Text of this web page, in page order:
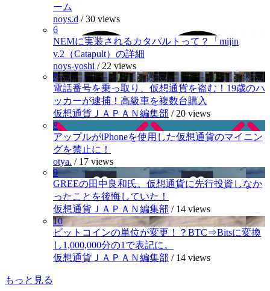
ーム
noys.d /30 views
6
NEMに実装されるカタパルトって？「mijin
v.2（Catapult）の詳細
noys-yoshi / 22 views
7
電話番号を乗っ取り、仮想通貨を盗む！19歳のハ
ッカーが逮捕！高級車を複数台購入
仮想通貨ＪＡＰＡＮ編集部 / 20 views
8
アップルがiPhoneを使用した仮想通貨のマイニン
グを禁止に！
otya. / 17 views
9
GREEの田中良和氏。仮想通貨に先行投資しなか
ったことを後悔していた！
仮想通貨ＪＡＰＡＮ編集部 / 14 views
10
ビットコインの単位が変更！？BTC⇒Bitsに変換
し1,000,000分の1で表記に。
仮想通貨ＪＡＰＡＮ編集部 / 14 views
もっと見る